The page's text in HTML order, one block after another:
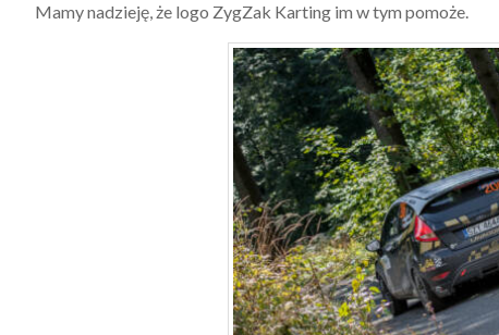
Mamy nadzieję, że logo ZygZak Karting im w tym pomoże.